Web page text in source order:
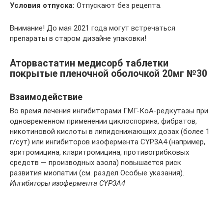
Условия отпуска: Отпускают без рецепта.
Внимание! До мая 2021 года могут встречаться
препараты в старом дизайне упаковки!
Аторвастатин медисорб таблетки
покрытые пленочной оболочкой 20мг №30
Взаимодействие
Во время лечения ингибиторами ГМГ-КоА-редкутазы при
одновременном применении циклоспорина, фибратов,
никотиновой кислоты в липидснижающих дозах (более 1
г/сут) или ингибиторов изофермента CYP3A4 (например,
эритромицина, кларитромицина, противогрибковых
средств — производных азола) повышается риск
развития миопатии (см. раздел Особые указания).
Ингибиторы изофермента CYP3A4